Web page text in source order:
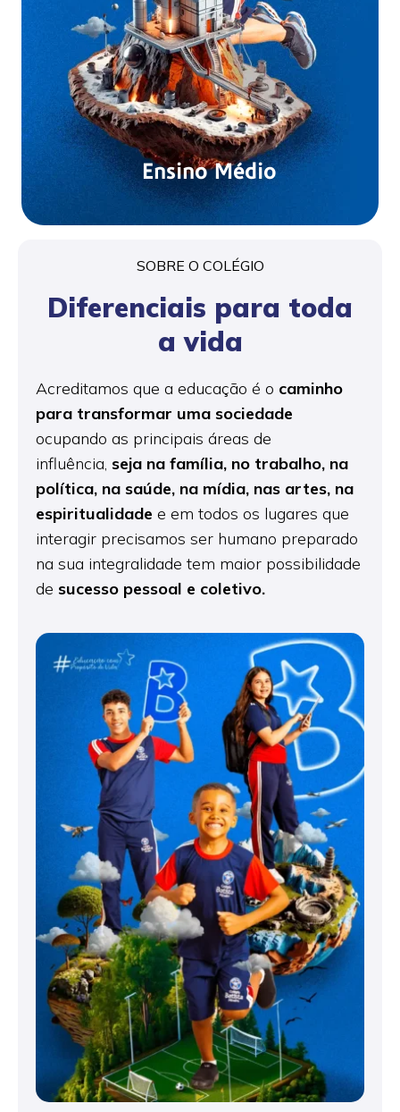
Ensino Médio
SOBRE O COLÉGIO
Diferenciais para toda
a vida
Acreditamos que a educação é o caminho
para transformar uma sociedade
ocupando as principais áreas de
influência, seja na família, no trabalho, na
política, na saúde, na mídia, nas artes, na
espiritualidade e em todos os lugares que
interagir precisamos ser humano preparado
na sua integralidade tem maior possibilidade
de sucesso pessoal e coletivo.